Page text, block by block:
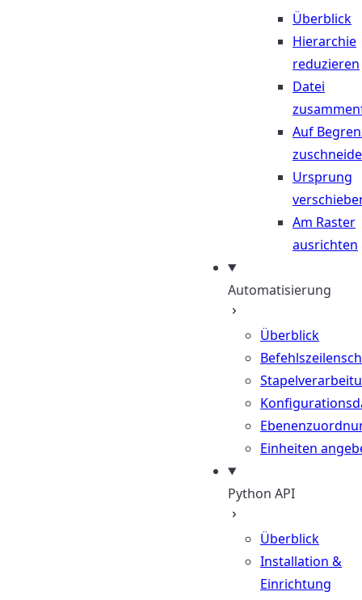
Überblick
Hierarchie
reduzieren
Datei
Auf
Ursprung
Am Raster
ausrichten
Automatisierung
Überblick
Einheiten
Python API
Überblick
Installation &
Einrichtung